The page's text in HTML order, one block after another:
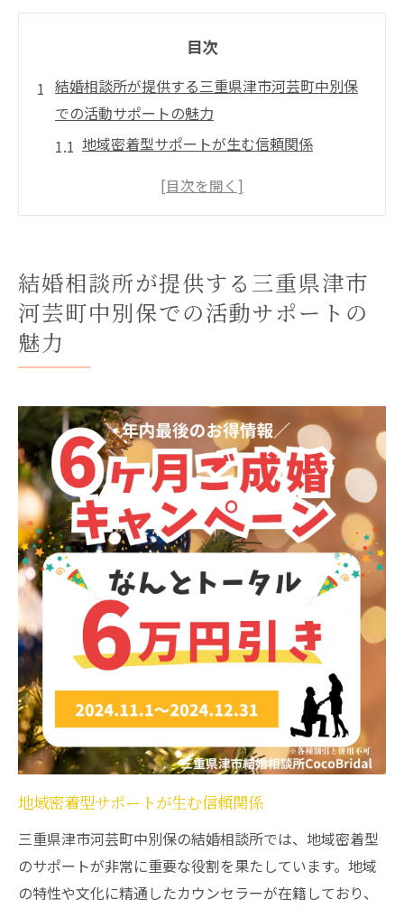
目次
結婚相談所が提供する三重県津市河芸町中別保
での活動サポートの魅力
地域密着型サポートが生む信頼関係
経験豊富なアドバイザーの存在
成功事例に見る結婚相談所の役割
パートナーシップを深めるための結婚相談所の
役割とは
結婚相談所が提供するコミュニケーション
の場
専門家によるパートナーシップのガイダン
ス
交流イベントが絆を強化する理由
カップルの成長を助ける相談所の取り組み
結婚相談所が三重県津市河芸町中別保で行うカ
ウンセリングの重要性
個別ニーズに応えるカウンセリングの魅力
信頼関係構築に必要な対話の場
カウンセリングを通じた課題解決の方法
心理学に基づくアプローチの効果
結婚生活の課題を予測し、対処する技術
カウンセリングの成功事例紹介
地域密着型の結婚相談所が提供する交流イベン
トの魅力
結婚相談所が提供する三重県津市
河芸町中別保での活動サポートの
魅力
地域密着型サポートが生む信頼関係
三重県津市河芸町中別保の結婚相談所では、地域密着型
のサポートが非常に重要な役割を果たしています。地域
の特性や文化に精通したカウンセラーが在籍しており、